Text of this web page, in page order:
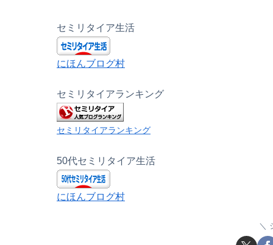
セミリタイア生活
にほんブログ村
セミリタイアランキング
セミリタイアランキング
50代セミリタイア生活
にほんブログ村